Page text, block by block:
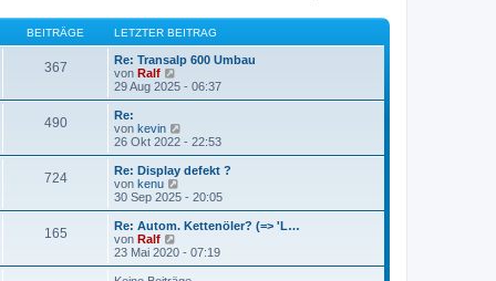
BEITRÄGE LETZTER BEITRAG
367
Re: Transalp 600 Umbau
von Ralf
e
u
s
t
B
e
i
r
g
29 Aug 2025 - 06:37
490
Re:
von kevin
e
u
e
r
B
26 Okt 2022 - 22:53
724
Re: Display defekt ?
von kenu
e
u
e
30 Sep 2025 - 20:05
165
Re: Autom. Kettenöler? (=> 'L…
von Ralf
e
u
e
23 Mai 2020 - 07:19